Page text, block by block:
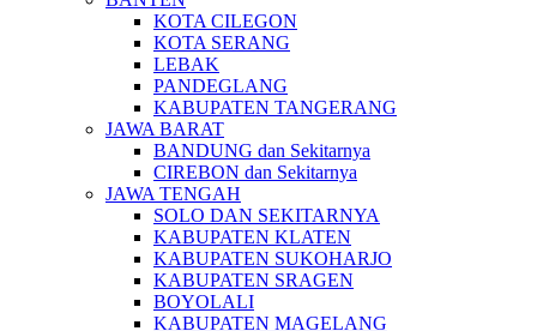
KOTA CILEGON
KOTA SERANG
LEBAK
PANDEGLANG
KABUPATEN TANGERANG
JAWA BARAT
BANDUNG dan Sekitarnya
CIREBON dan Sekitarnya
JAWA TENGAH
SOLO DAN SEKITARNYA
KABUPATEN KLATEN
KABUPATEN SUKOHARJO
KABUPATEN SRAGEN
BOYOLALI
KABUPATEN MAGELANG